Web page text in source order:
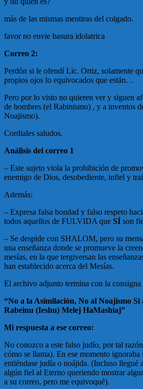
más de las mismas mentiras del colgado.
favor no envie basura idolatrica
Correo 2:
Perdón si le ofendí Lic. Ortiz, solamente
propios ojos lo equivocados que están…
Pero por lo visto no quieren ver y siguen
de hombres (el Rabinismo) , y a inventos
Noajismo).
Cordiales saludos.
Análisis del correo 1
– Este sujeto viola la prohibición de
enemigo de Dios, desobediente, infiel y
Además:
– Expresa falsa bondad y falso respeto
todos aquellos de FULVIDA que SÍ son
– Se despide con SHALOM, pero su
una enseñanza donde se promueve la
mesías, en la que tergiversan las
han establecido acerca del Mesías.
El archivo adjunto termina con la
“No a la Asimilación, No al Noajismo Si
Rabeinu (Ieshu) Melej HaMashiaj”
Mi respuesta a ese correo:
No conozco a este falso judío, por tal
cómo se llama). En ese momento ignoraba
entiéndase judía o noájida. (Incluso llegué
algún fiel al Eterno queriendo mostrar
a su correo, pero me equivoqué).